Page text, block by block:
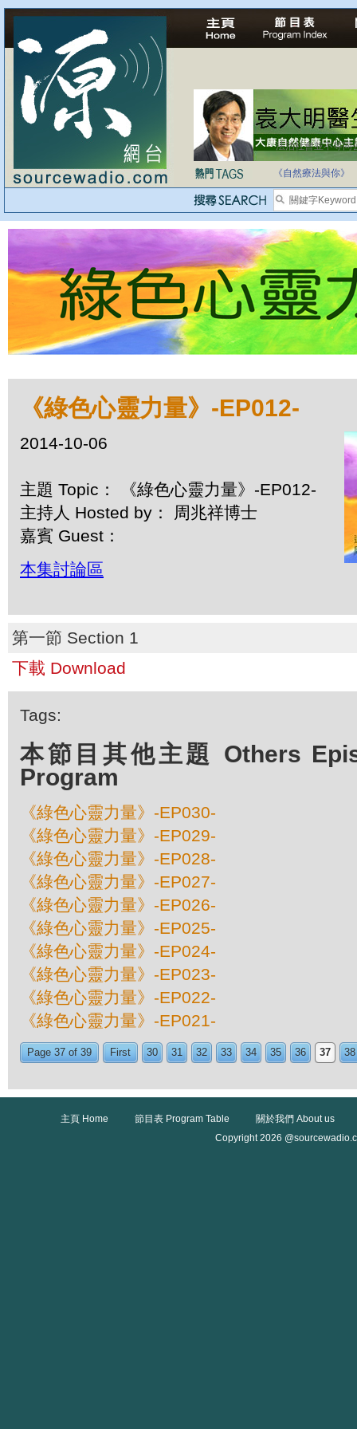
法治社會並不等同
《自然療法與你》
《綠色心靈力量》-EP012-
2014-10-06
主題 Topic： 《綠色心靈力量》-EP012-
主持人 Hosted by： 周兆祥博士
嘉賓 Guest：
本集討論區
第一節 Section 1
下載 Download
Tags:
本節目其他主題 Others
Program
《綠色心靈力量》-EP030-
《綠色心靈力量》-EP029-
《綠色心靈力量》-EP028-
《綠色心靈力量》-EP027-
《綠色心靈力量》-EP026-
《綠色心靈力量》-EP025-
《綠色心靈力量》-EP024-
《綠色心靈力量》-EP023-
《綠色心靈力量》-EP022-
《綠色心靈力量》-EP021-
Page 37 of 39 First 30 31 32 33 34 35 36 37 38
主頁 Home 節目表 Program Table
關於我們 About us
Copyright 2026